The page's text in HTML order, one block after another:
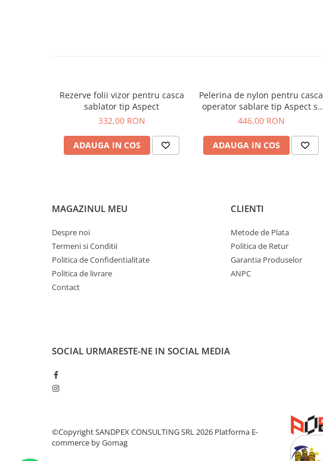
Rezerve folii vizor pentru casca
sablator tip Aspect
332,00 RON
ADAUGA IN COS
Pelerina de nylon pentru casca
operator sablare tip Aspect si
Confort
446,00 RON
ADAUGA IN COS
MAGAZINUL MEU
Despre noi
Termeni si Conditii
Politica de Confidentialitate
Politica de livrare
Contact
CLIENTI
Metode de Plata
Politica de Retur
Garantia Produselor
ANPC
SOCIAL URMARESTE-NE IN SOCIAL MEDIA
©Copyright SANDPEX CONSULTING SRL 2026 Platforma E-
commerce by Gomag